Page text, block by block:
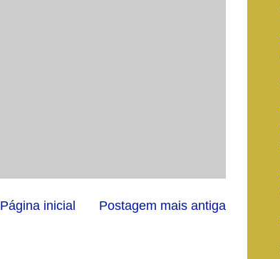
Postagem mais antiga
Página inicial